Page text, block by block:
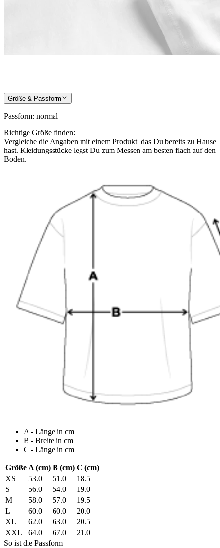
Größe & Passform
Passform: normal
Richtige Größe finden:
Vergleiche die Angaben mit einem Produkt, das Du bereits zu Hause
hast. Kleidungsstücke legst Du zum Messen am besten flach auf den
Boden.
A - Länge in cm
B - Breite in cm
C - Länge in cm
Größe A (cm) B (cm) C (cm)
XS
53.0 51.0
18.5
S
56.0 54.0
19.0
M
58.0 57.0
19.5
L
60.0 60.0
20.0
XL
62.0 63.0
20.5
XXL
64.0 67.0
21.0
So ist die Passform